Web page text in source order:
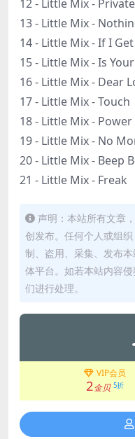
12 - Little Mix -
13 - Little Mix -
14 - Little Mix - If I
15 - Little Mix - Is
16 - Little Mix - Dear
17 - Little Mix - Touch
18 - Little Mix - Power
19 - Little Mix - No
20 - Little Mix - Beep
21 - Little Mix - Freak
声明：本站所有文章
创发布。任何个人或组
制、盗用、采集、发布
体平台。如若本站内容
们进行处理。
VIP会员
2金贝 5折